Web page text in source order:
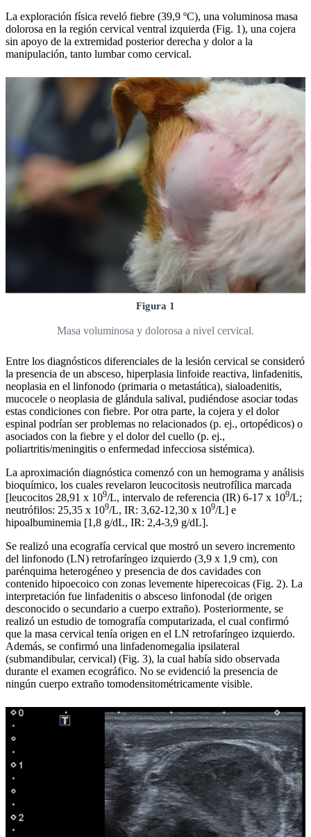
La exploración física reveló fiebre (39,9 ºC), una voluminosa masa
dolorosa en la región cervical ventral izquierda (Fig. 1), una cojera
sin apoyo de la extremidad posterior derecha y dolor a la
manipulación, tanto lumbar como cervical.
Figura 1
Masa voluminosa y dolorosa a nivel cervical.
Entre los diagnósticos diferenciales de la lesión cervical se consideró
la presencia de un absceso, hiperplasia linfoide reactiva, linfadenitis,
neoplasia en el linfonodo (primaria o metastática), sialoadenitis,
mucocele o neoplasia de glándula salival, pudiéndose asociar todas
estas condiciones con fiebre. Por otra parte, la cojera y el dolor
espinal podrían ser problemas no relacionados (p. ej., ortopédicos) o
asociados con la fiebre y el dolor del cuello (p. ej.,
poliartritis/meningitis o enfermedad infecciosa sistémica).
La aproximación diagnóstica comenzó con un hemograma y análisis
bioquímico, los cuales revelaron leucocitosis neutrofílica marcada
[leucocitos 28,91 x 109/L, intervalo de referencia (IR) 6-17 x 109/L;
neutrófilos: 25,35 x 109/L, IR: 3,62-12,30 x 109/L] e
hipoalbuminemia [1,8 g/dL, IR: 2,4-3,9 g/dL].
Se realizó una ecografía cervical que mostró un severo incremento
del linfonodo (LN) retrofaríngeo izquierdo (3,9 x 1,9 cm), con
parénquima heterogéneo y presencia de dos cavidades con
contenido hipoecoico con zonas levemente hiperecoicas (Fig. 2). La
interpretación fue linfadenitis o absceso linfonodal (de origen
desconocido o secundario a cuerpo extraño). Posteriormente, se
realizó un estudio de tomografía computarizada, el cual confirmó
que la masa cervical tenía origen en el LN retrofaríngeo izquierdo.
Además, se confirmó una linfadenomegalia ipsilateral
(submandibular, cervical) (Fig. 3), la cual había sido observada
durante el examen ecográfico. No se evidenció la presencia de
ningún cuerpo extraño tomodensitométricamente visible.